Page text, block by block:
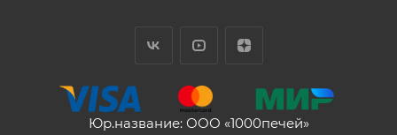
Юр.название: ООО «1000печей»